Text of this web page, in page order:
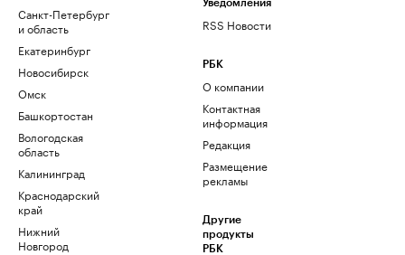
Санкт-Петербург
и область
Екатеринбург
Новосибирск
Омск
Башкортостан
Вологодская
область
Калининград
Краснодарский
край
Нижний
Новгород
Уведомления
RSS Новости
РБК
О компании
Контактная
информация
Редакция
Размещение
рекламы
Другие
продукты
РБК